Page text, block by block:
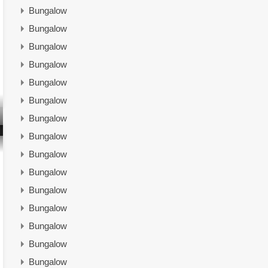
Bungalow
Bungalow
Bungalow
Bungalow
Bungalow
Bungalow
Bungalow
Bungalow
Bungalow
Bungalow
Bungalow
Bungalow
Bungalow
Bungalow
Bungalow